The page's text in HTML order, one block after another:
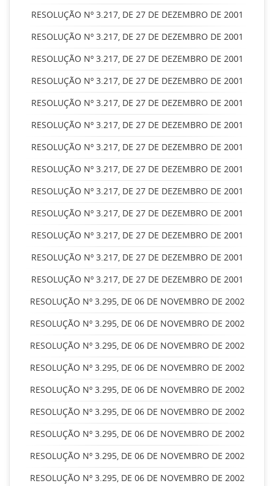
RESOLUÇÃO Nº 3.217, DE 27 DE DEZEMBRO DE 2001
RESOLUÇÃO Nº 3.217, DE 27 DE DEZEMBRO DE 2001
RESOLUÇÃO Nº 3.217, DE 27 DE DEZEMBRO DE 2001
RESOLUÇÃO Nº 3.217, DE 27 DE DEZEMBRO DE 2001
RESOLUÇÃO Nº 3.217, DE 27 DE DEZEMBRO DE 2001
RESOLUÇÃO Nº 3.217, DE 27 DE DEZEMBRO DE 2001
RESOLUÇÃO Nº 3.217, DE 27 DE DEZEMBRO DE 2001
RESOLUÇÃO Nº 3.217, DE 27 DE DEZEMBRO DE 2001
RESOLUÇÃO Nº 3.217, DE 27 DE DEZEMBRO DE 2001
RESOLUÇÃO Nº 3.217, DE 27 DE DEZEMBRO DE 2001
RESOLUÇÃO Nº 3.217, DE 27 DE DEZEMBRO DE 2001
RESOLUÇÃO Nº 3.217, DE 27 DE DEZEMBRO DE 2001
RESOLUÇÃO Nº 3.217, DE 27 DE DEZEMBRO DE 2001
RESOLUÇÃO Nº 3.295, DE 06 DE NOVEMBRO DE 2002
RESOLUÇÃO Nº 3.295, DE 06 DE NOVEMBRO DE 2002
RESOLUÇÃO Nº 3.295, DE 06 DE NOVEMBRO DE 2002
RESOLUÇÃO Nº 3.295, DE 06 DE NOVEMBRO DE 2002
RESOLUÇÃO Nº 3.295, DE 06 DE NOVEMBRO DE 2002
RESOLUÇÃO Nº 3.295, DE 06 DE NOVEMBRO DE 2002
RESOLUÇÃO Nº 3.295, DE 06 DE NOVEMBRO DE 2002
RESOLUÇÃO Nº 3.295, DE 06 DE NOVEMBRO DE 2002
RESOLUÇÃO Nº 3.295, DE 06 DE NOVEMBRO DE 2002